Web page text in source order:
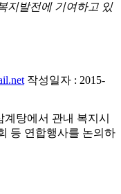
지발전에 기여하고 있
작성일자 : 2015-
계탕에서 관내 복지시
등 연합행사를 논의하